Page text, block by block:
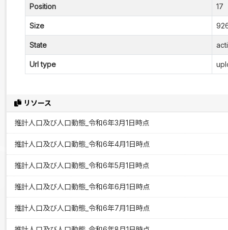
リソース
推計人口及び人口動態_令和6年3月1日時点
推計人口及び人口動態_令和6年4月1日時点
推計人口及び人口動態_令和6年5月1日時点
推計人口及び人口動態_令和6年6月1日時点
推計人口及び人口動態_令和6年7月1日時点
Position 17
Size
State
Url type